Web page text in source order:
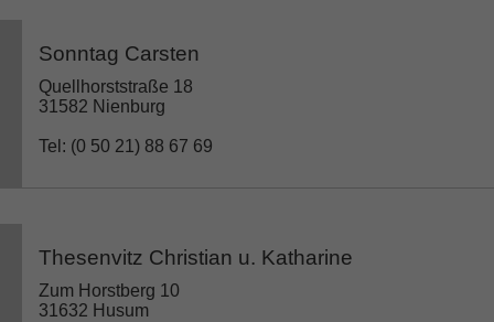
Sonntag Carsten
Quellhorststraße 18
31582 Nienburg
Tel: (0 50 21) 88 67 69
Thesenvitz Christian u. Katharine
Zum Horstberg 10
31632 Husum